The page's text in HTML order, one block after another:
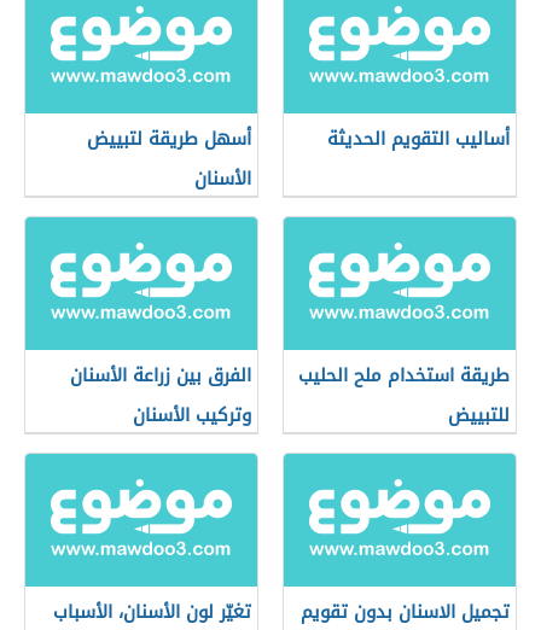
أساليب التقويم الحديثة
أسهل طريقة لتبييض
الأسنان
طريقة استخدام ملح الحليب
للتبييض
الفرق بين زراعة الأسنان
وتركيب الأسنان
تجميل الاسنان بدون تقويم
تغيّر لون الأسنان، الأسباب